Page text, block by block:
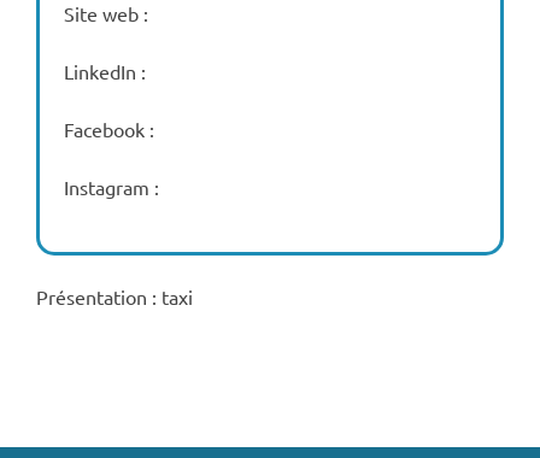
Site web :
LinkedIn :
Facebook :
Instagram :
Présentation : taxi